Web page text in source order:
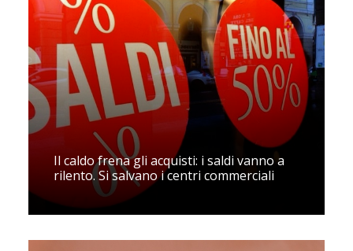
Il caldo frena gli acquisti: i saldi vanno a
rilento. Si salvano i centri commerciali